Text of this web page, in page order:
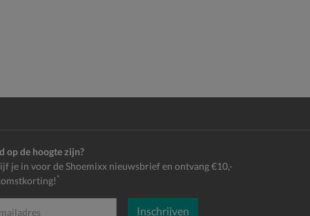
op de hoogte zijn?
je in voor de Shoemixx nieuwsbrief en ontvang €10,-
*
Inschrijven